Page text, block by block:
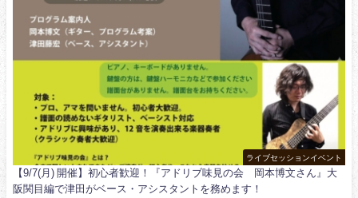
ライブセッションイベント
【9/7(月) 開催】初心者歓迎！『アドリブ味見の会 岡本博文さん』大
阪関目編で津田がベース・アシスタントを務めます！